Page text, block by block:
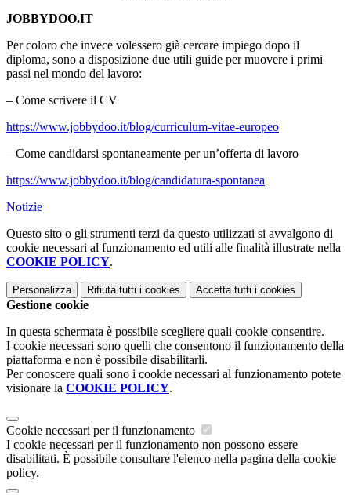
JOBBYDOO.IT
Per coloro che invece volessero già cercare impiego dopo il
diploma, sono a disposizione due utili guide per muovere i primi
passi nel mondo del lavoro:
– Come scrivere il CV
https://www.jobbydoo.it/blog/curriculum-vitae-europeo
– Come candidarsi spontaneamente per un’offerta di lavoro
https://www.jobbydoo.it/blog/candidatura-spontanea
Notizie
Questo sito o gli strumenti terzi da questo utilizzati si avvalgono di
cookie necessari al funzionamento ed utili alle finalità illustrate nella
COOKIE POLICY.
Personalizza Rifiuta tutti i cookies Accetta tutti i cookies
Gestione cookie
In questa schermata è possibile scegliere quali cookie consentire.
I cookie necessari sono quelli che consentono il funzionamento della
piattaforma e non è possibile disabilitarli.
Per conoscere quali sono i cookie necessari al funzionamento potete
visionare la COOKIE POLICY.
Cookie necessari per il funzionamento
I cookie necessari per il funzionamento non possono essere
disabilitati. È possibile consultare l'elenco nella pagina della cookie
policy.